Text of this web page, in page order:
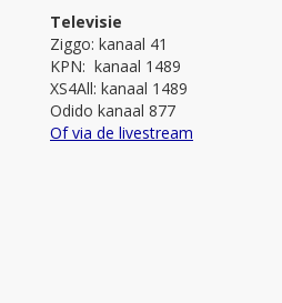
Televisie
Ziggo: kanaal 41
KPN: kanaal 1489
XS4All: kanaal 1489
Odido kanaal 877
Of via de livestream